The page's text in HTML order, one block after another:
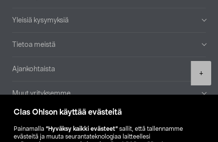
Clas Ohlson käyttää evästeitä
Painamalla ”Hyväksy kaikki evästeet” sallit, että tallennamme
evästeitä ja muuta seurantateknologiaa laitteellesi
+
Yleisiä kysymyksiä
Tietoa meistä
Ajankohtaista
Muut yrityksemme
Etsi myymälä